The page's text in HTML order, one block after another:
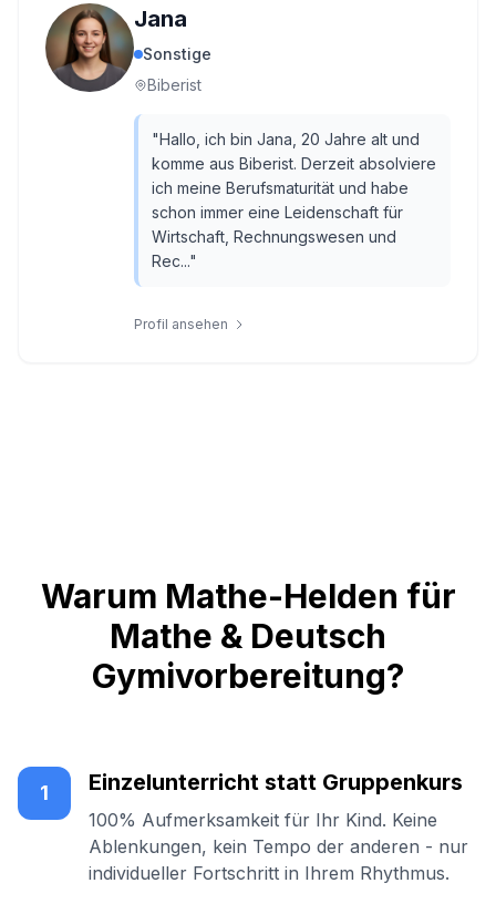
Jana
Sonstige
Biberist
"Hallo, ich bin Jana, 20 Jahre alt und
komme aus Biberist. Derzeit absolviere
ich meine Berufsmaturität und habe
schon immer eine Leidenschaft für
Wirtschaft, Rechnungswesen und
Rec..."
Profil ansehen
Warum Mathe-Helden für
Mathe & Deutsch
Gymivorbereitung?
1 Einzelunterricht statt Gruppenkurs
100% Aufmerksamkeit für Ihr Kind. Keine
Ablenkungen, kein Tempo der anderen - nur
individueller Fortschritt in Ihrem Rhythmus.